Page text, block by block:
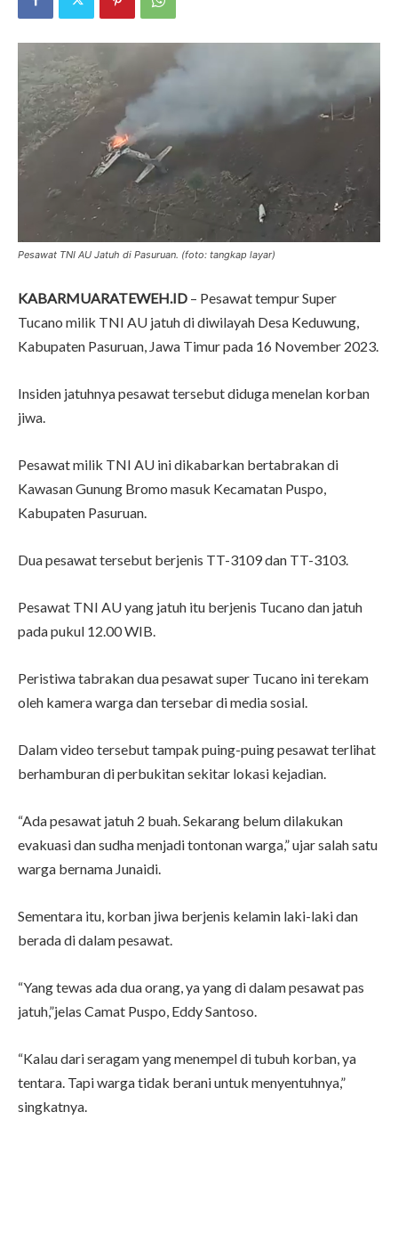
Pesawat TNI AU Jatuh di Pasuruan. (foto: tangkap layar)
KABARMUARATEWEH.ID – Pesawat tempur Super
Tucano milik TNI AU jatuh di diwilayah Desa Keduwung,
Kabupaten Pasuruan, Jawa Timur pada 16 November 2023.
Insiden jatuhnya pesawat tersebut diduga menelan korban
jiwa.
Pesawat milik TNI AU ini dikabarkan bertabrakan di
Kawasan Gunung Bromo masuk Kecamatan Puspo,
Kabupaten Pasuruan.
Dua pesawat tersebut berjenis TT-3109 dan TT-3103.
Pesawat TNI AU yang jatuh itu berjenis Tucano dan jatuh
pada pukul 12.00 WIB.
Peristiwa tabrakan dua pesawat super Tucano ini terekam
oleh kamera warga dan tersebar di media sosial.
Dalam video tersebut tampak puing-puing pesawat terlihat
berhamburan di perbukitan sekitar lokasi kejadian.
“Ada pesawat jatuh 2 buah. Sekarang belum dilakukan
evakuasi dan sudha menjadi tontonan warga,” ujar salah satu
warga bernama Junaidi.
Sementara itu, korban jiwa berjenis kelamin laki-laki dan
berada di dalam pesawat.
“Yang tewas ada dua orang, ya yang di dalam pesawat pas
jatuh,”jelas Camat Puspo, Eddy Santoso.
“Kalau dari seragam yang menempel di tubuh korban, ya
tentara. Tapi warga tidak berani untuk menyentuhnya,”
singkatnya.